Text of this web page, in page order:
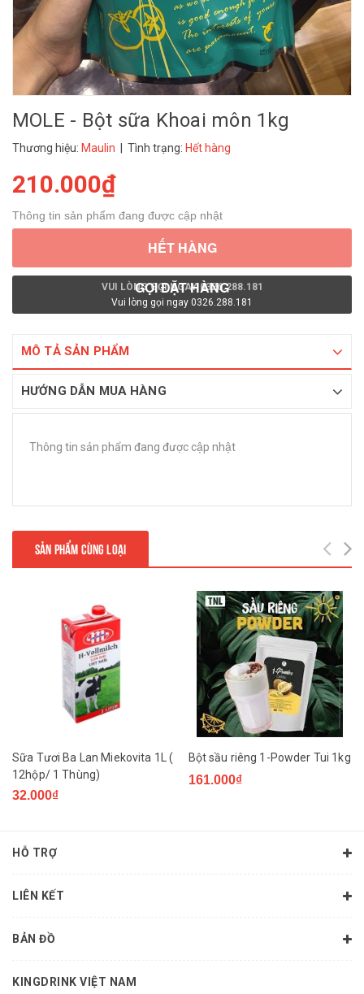
MOLE - Bột sữa Khoai môn 1kg
Thương hiệu: Maulin | Tình trạng: Hết hàng
210.000₫
Thông tin sản phẩm đang được cập nhật
HẾT HÀNG
VUI LÒNG GỌI NGAY 0326.288.181
GỌI ĐẶT HÀNG
Vui lòng gọi ngay 0326.288.181
MÔ TẢ SẢN PHẨM
HƯỚNG DẪN MUA HÀNG
Thông tin sản phẩm đang được cập nhật
SẢN PHẨM CÙNG LOẠI
Sữa Tươi Ba Lan Miekovita 1L (
12hộp/ 1 Thùng)
32.000₫
Bột sầu riêng 1-Powder Tui 1kg
161.000₫
HỖ TRỢ
LIÊN KẾT
BẢN ĐỒ
KINGDRINK VIỆT NAM